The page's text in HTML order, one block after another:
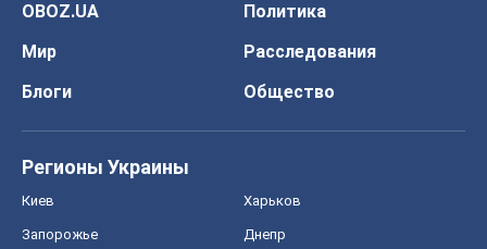
OBOZ.UA
Политика
Мир
Расследования
Блоги
Общество
Регионы Украины
Киев Харьков
Запорожье Днепр